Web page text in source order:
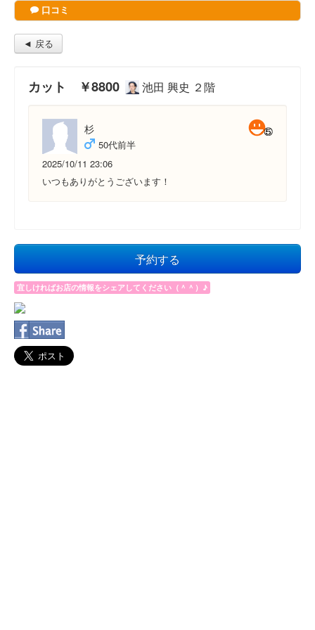
口コミ
◄ 戻る
カット ￥8800 池田 興史 ２階
杉
50代前半
2025/10/11 23:06
いつもありがとうございます！
予約する
宜しければお店の情報をシェアしてください（＾＾）♪